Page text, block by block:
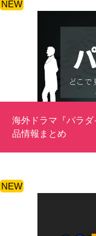
NEW
海外ドラマ『パラ
品情報まとめ
NEW